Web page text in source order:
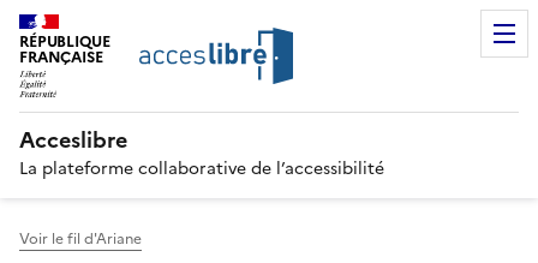
RÉPUBLIQUE
FRANÇAISE
Acceslibre
La plateforme collaborative de l’accessibilité
Voir le fil d'Ariane